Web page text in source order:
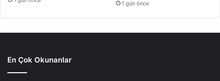
1 gün önce
En Çok Okunanlar